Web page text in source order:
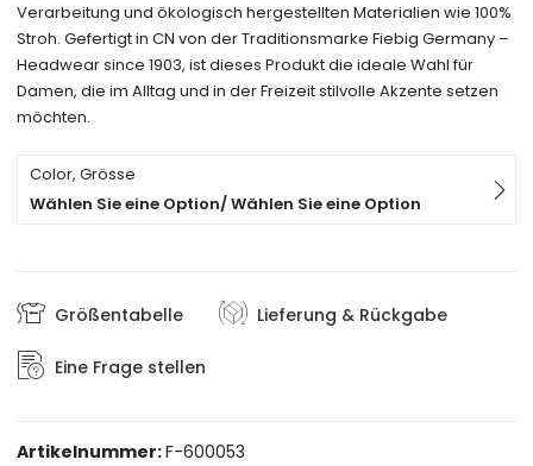
Verarbeitung und ökologisch hergestellten Materialien wie 100%
Stroh. Gefertigt in CN von der Traditionsmarke Fiebig Germany –
Headwear since 1903, ist dieses Produkt die ideale Wahl für
Damen, die im Alltag und in der Freizeit stilvolle Akzente setzen
möchten.
Color, Grösse
Wählen Sie eine Option/ Wählen Sie eine Option
Größentabelle Lieferung & Rückgabe
Eine Frage stellen
Artikelnummer:F-600053